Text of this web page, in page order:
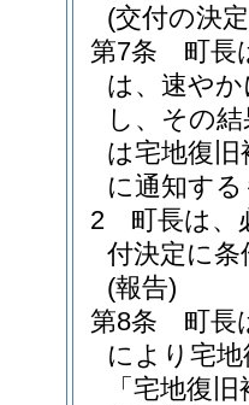
(交付の決
第7条
町長
は、速や
し、その
は宅地復旧
に通知す
2
町長は、
付決定に
(報告)
第8条
町長
により宅
「宅地復